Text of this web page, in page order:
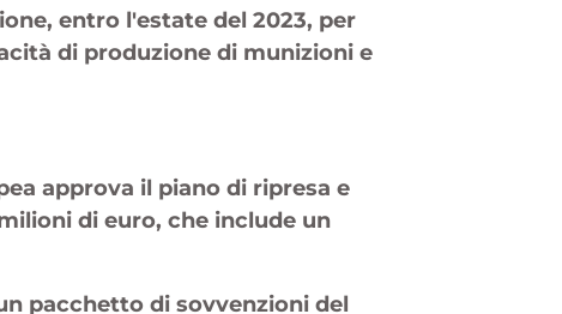
entro l'estate del 2023, per
di produzione di munizioni e
approva il piano di ripresa e
di euro, che include un
pacchetto di sovvenzioni del